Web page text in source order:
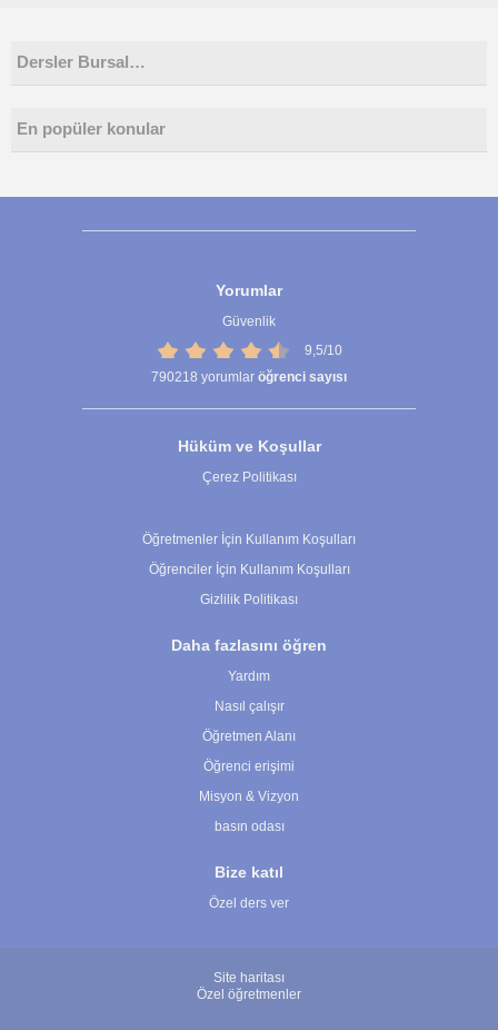
Dersler Bursal…
En popüler konular
Yorumlar
Güvenlik
9,5/10
790218 yorumlar öğrenci sayısı
Hüküm ve Koşullar
Çerez Politikası
Öğretmenler İçin Kullanım Koşulları
Öğrenciler İçin Kullanım Koşulları
Gizlilik Politikası
Daha fazlasını öğren
Yardım
Nasıl çalışır
Öğretmen Alanı
Öğrenci erişimi
Misyon & Vizyon
basın odası
Bize katıl
Özel ders ver
Site haritası
Özel öğretmenler